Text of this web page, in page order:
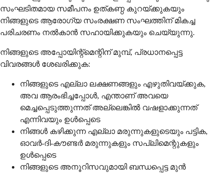
സംഘടിതമായ സമീപനം ഉത്കണ്ഠ കുറയ്ക്കുകയും
നിങ്ങളുടെ ആരോഗ്യ സംരക്ഷണ സംഘത്തിന് മികച്ച
പരിചരണം നൽകാൻ സഹായിക്കുകയും ചെയ്യുന്നു.
നിങ്ങളുടെ അപ്പോയിന്റ്മെന്റിന് മുമ്പ്, പ്രധാനപ്പെട്ട
വിവരങ്ങൾ ശേഖരിക്കുക:
നിങ്ങളുടെ എല്ലാ ലക്ഷണങ്ങളും എഴുതിവയ്ക്കുക,
അവ ആരംഭിച്ചപ്പോൾ, എന്താണ് അവയെ
മെച്ചപ്പെടുത്തുന്നത് അല്ലെങ്കിൽ വഷളാക്കുന്നത്
എന്നിവയും ഉൾപ്പെടെ
നിങ്ങൾ കഴിക്കുന്ന എല്ലാ മരുന്നുകളുടെയും പട്ടിക,
ഓവർ-ദി-കൗണ്ടർ മരുന്നുകളും സപ്ലിമെന്റുകളും
ഉൾപ്പെടെ
നിങ്ങളുടെ അനൂറിസവുമായി ബന്ധപ്പെട്ട മുൻ